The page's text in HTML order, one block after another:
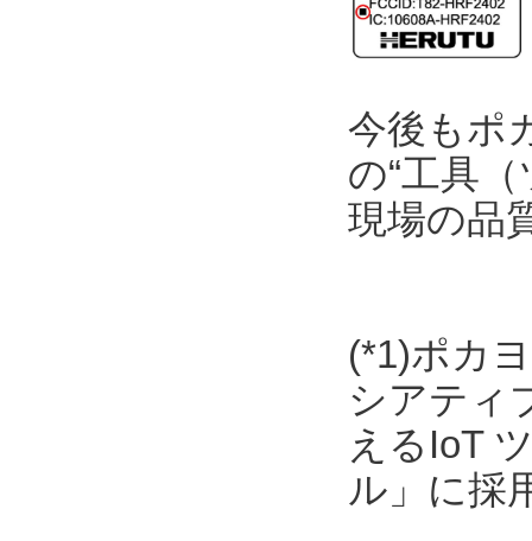
今後もポ
の“工具
現場の品
(*1)ポカ
シアティ
えるIoT
ル」に採